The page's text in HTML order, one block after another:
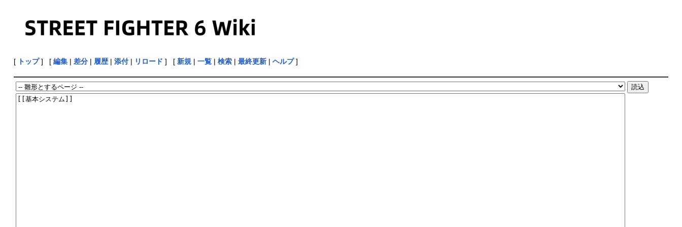
[ トップ] [ 編集| 差分| 履歴| 添付| リロード ] [ 新規| 一覧| 検索| 最終更新| ヘルプ]